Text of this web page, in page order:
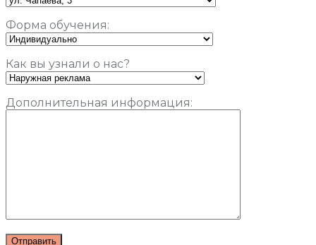
Форма обучения:
Как вы узнали о нас?
Дополнительная информация: